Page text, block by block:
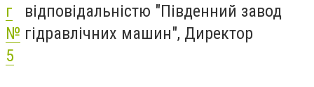
г
№
5
відповідальністю "Південний завод
гідравлічних машин", Директор